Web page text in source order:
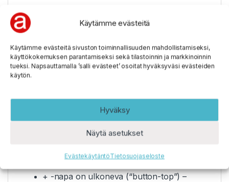
Käytämme evästeitä
Käytämme evästeitä sivuston toiminnallisuuden mahdollistamiseksi,
käyttökokemuksen parantamiseksi sekä tilastoinnin ja markkinoinnin
tueksi. Napsauttamalla ’salli evästeet’ osoitat hyväksyväsi evästeiden
käytön.
Hyväksy
Näytä asetukset
EvästekäytäntöTietosuojaseloste
TIEDOT
Malli P1850C4
Nimellisjännite 3,7 V (Max. latausjännite
Kapasiteetti vähintään 2500 mAh
Suurin purkuvirta 4A
Suurin latausvirta 1,3A (1300 mA)
Suojapiiri suojaa: Ylilataukselta (ylijännite),
ylikuormitukselta (liian suuri purkuvirta)
+ -napa on ulkoneva (“button-top”) –